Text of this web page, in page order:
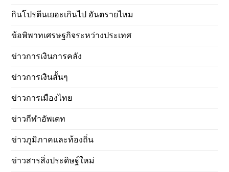
กินโปรตีนเยอะเกินไป อันตรายไหม
ข้อพิพาทเศรษฐกิจระหว่างประเทศ
ข่าวการเงินการคลัง
ข่าวการเงินสั้นๆ
ข่าวการเมืองไทย
ข่าวกีฬาอัพเดท
ข่าวภูมิภาคและท้องถิ่น
ข่าวสารสิ่งประดิษฐ์ใหม่